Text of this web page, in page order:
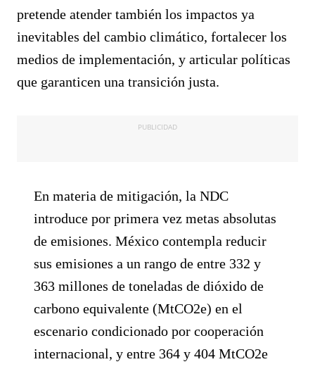
pretende atender también los impactos ya
inevitables del cambio climático, fortalecer los
medios de implementación, y articular políticas
que garanticen una transición justa.
PUBLICIDAD
En materia de mitigación, la NDC
introduce por primera vez metas absolutas
de emisiones. México contempla reducir
sus emisiones a un rango de entre 332 y
363 millones de toneladas de dióxido de
carbono equivalente (MtCO2e) en el
escenario condicionado por cooperación
internacional, y entre 364 y 404 MtCO2e